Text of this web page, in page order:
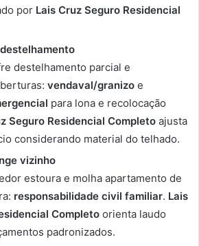
por Lais Cruz Seguro Residencial
destelhamento parcial e
vendaval/granizo e
para lona e recolocação
Seguro Residencial Completo ajusta
considerando material do telhado.
vizinho
estoura e molha apartamento de
responsabilidade civil familiar. Lais
Completo orienta laudo
padronizados.